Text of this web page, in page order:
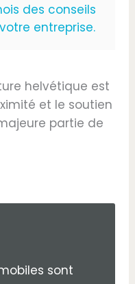
des conseils
entreprise.
helvétique est
et le soutien
partie de
sont